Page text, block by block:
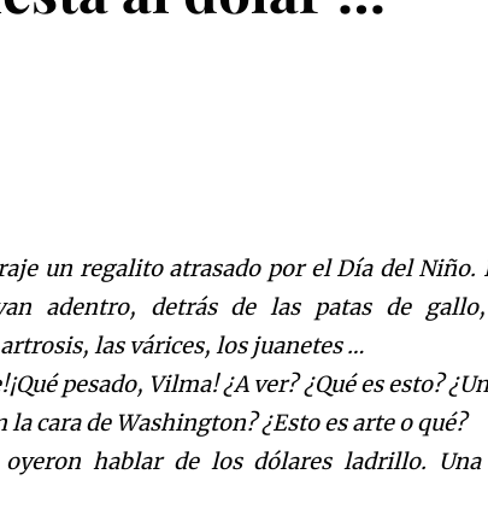
un regalito atrasado por el Día del Niño.
adentro, detrás de las patas de
las várices, los juanetes …
pesado, Vilma! ¿A ver? ¿Qué es esto?
la cara de Washington? ¿Esto es arte o qué?
oyeron hablar de los dólares ladrillo.